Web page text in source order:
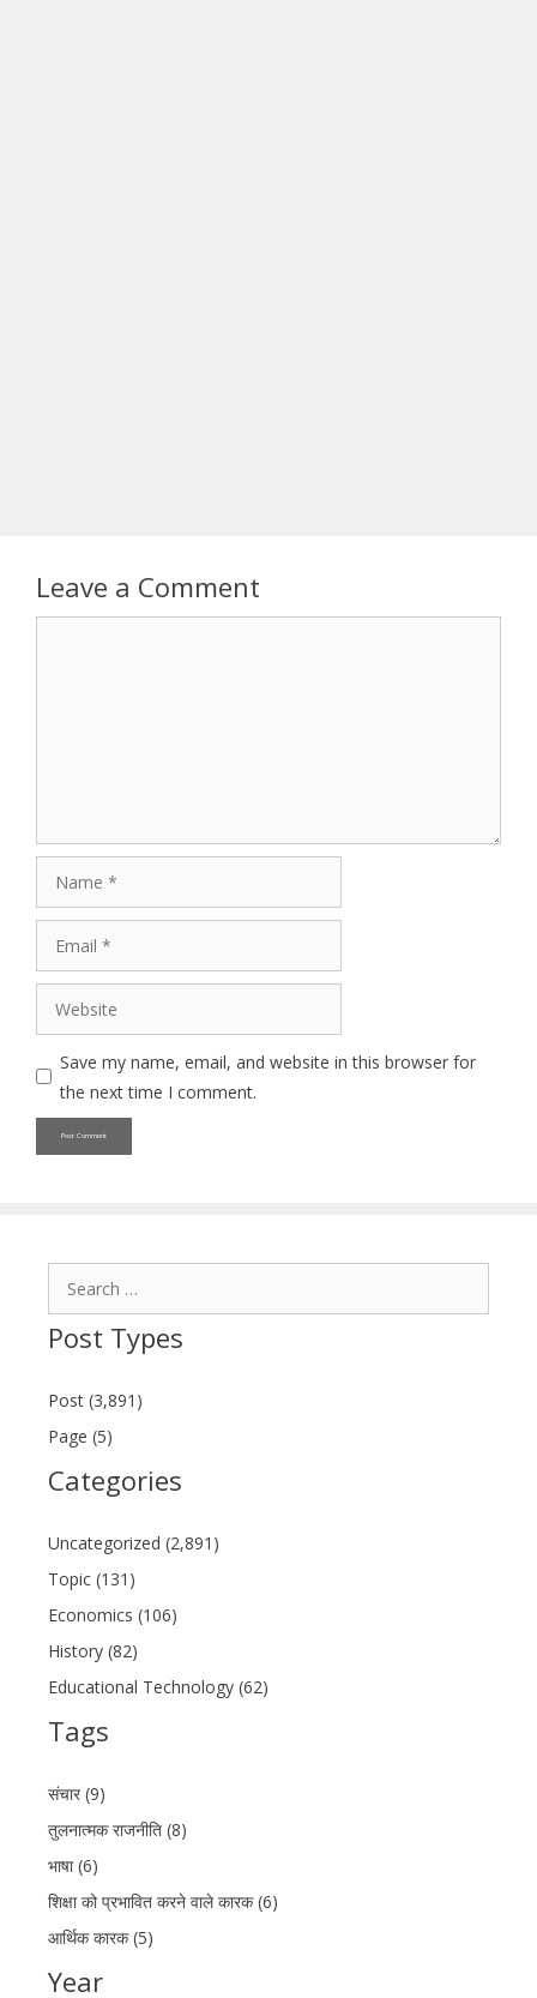
Leave a Comment
Save my name, email, and website in this browser for
the next time I comment.
Post Types
Post (3,891)
Page (5)
Categories
Uncategorized (2,891)
Topic (131)
Economics (106)
History (82)
Educational Technology (62)
Tags
संचार (9)
तुलनात्मक राजनीति (8)
भाषा (6)
शिक्षा को प्रभावित करने वाले कारक (6)
आर्थिक कारक (5)
Year